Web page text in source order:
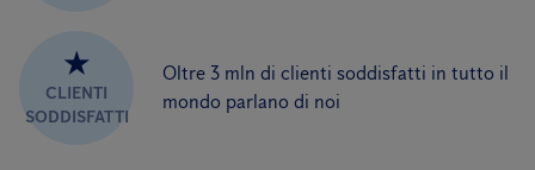
★
CLIENTI
SODDISFATTI
Oltre 3 mln di clienti soddisfatti in tutto il
mondo parlano di noi